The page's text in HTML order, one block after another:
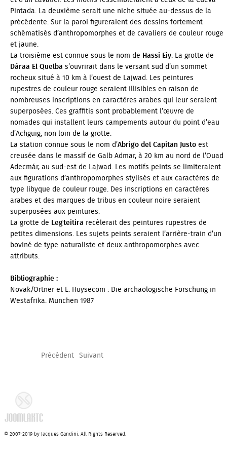
Pintada. La deuxième serait une niche située au-dessus de la
précédente. Sur la paroi figureraient des dessins fortement
schématisés d’anthropomorphes et de cavaliers de couleur rouge
et jaune.
La troisième est connue sous le nom de Hassi Eiy. La grotte de
Dáraa El Quelba s’ouvrirait dans le versant sud d’un sommet
rocheux situé à 10 km à l’ouest de Lajwad. Les peintures
rupestres de couleur rouge seraient illisibles en raison de
nombreuses inscriptions en caractères arabes qui leur seraient
superposées. Ces graffitis sont probablement l’œuvre de
nomades qui installent leurs campements autour du point d’eau
d’Achguig, non loin de la grotte.
La station connue sous le nom d’Abrigo del Capitan Justoest
creusée dans le massif de Galb Admar, à 20 km au nord de l’Ouad
Adecmár, au sud-est de Lajwad. Les motifs peints se limiteraient
aux figurations d’anthropomorphes stylisés et aux caractères de
type libyque de couleur rouge. Des inscriptions en caractères
arabes et des marques de tribus en couleur noire seraient
superposées aux peintures.
La grotte de Legteitira recèlerait des peintures rupestres de
petites dimensions. Les sujets peints seraient l’arrière-train d’un
boviné de type naturaliste et deux anthropomorphes avec
attributs.
Bibliographie :
Novak/Ortner et E. Huysecom : Die archäologische Forschung in
Westafrika. Munchen 1987
Précédent Suivant
© 2007-2019 by Jacques Gandini. All Rights Reserved.